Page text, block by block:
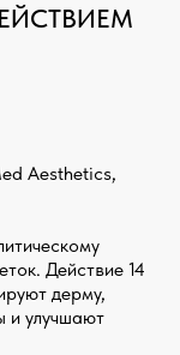
Aesthetics,
Действие 14
дерму,
и улучшают